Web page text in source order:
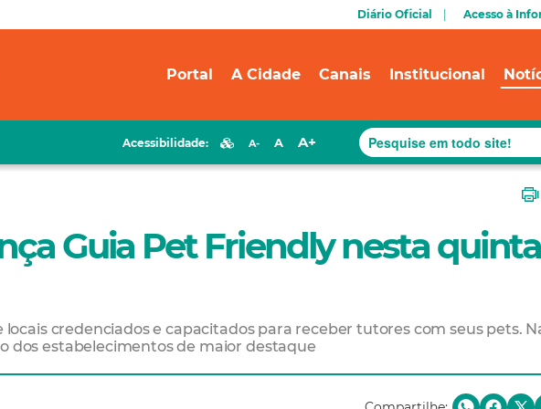
Diário Oficial Acesso à
Portal A Cidade Canais Institucional
Acessibilidade: A- A A+
Guia Pet Friendly nesta
locais credenciados e capacitados para receber tutores com seus pets.
dos estabelecimentos de maior destaque